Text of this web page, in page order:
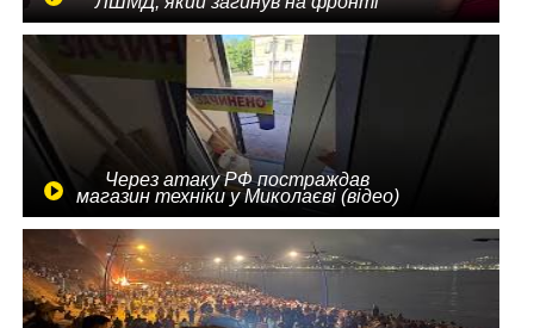
Через атаку РФ постраждав
магазин техніки у Миколаєві (відео)